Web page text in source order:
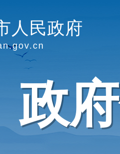
人民政府
政